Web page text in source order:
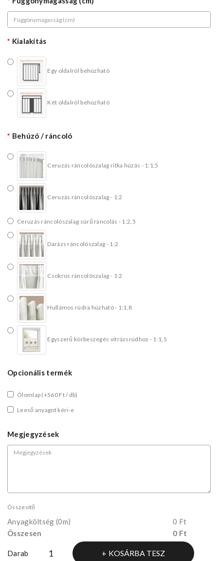
Kialakítás
Egy oldalról behúzható
Két oldalról behúzható
Behúzó / ráncoló
Ceruzás ráncolószalag ritka húzás - 1:1,5
Ceruzás ráncolószalag - 1:2
Ceruzás ráncolószalag sürű ráncolás - 1:2,5
Darázs ráncolószalag - 1:2
Csokros ráncolószalag - 1:2
Hullámos rúdra húzható - 1:1,8
Egyszerű körbeszegés vitrázsrúdhoz - 1:1,5
Opcionális termék
Ólomlap (+560 Ft / db)
Leeső anyagot kéri-e
Megjegyzések
Összesítő
Anyagköltség (0m)
0 Ft
Összesen
0 Ft
Darab KOSÁRBA TESZ